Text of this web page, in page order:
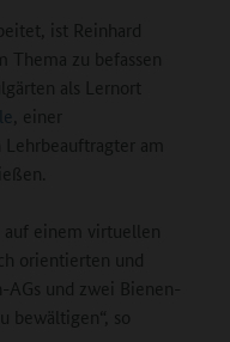
ist Reinhard
Thema zu befassen
als Lernort
, einer
am
einem virtuellen
orientierten und
AGs und zwei Bienen-
bewältigen“, so